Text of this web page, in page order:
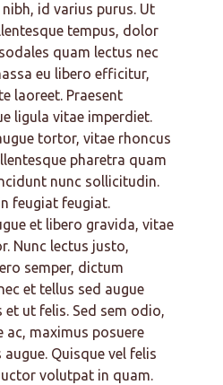
id varius purus. Ut
tempus, dolor
quam lectus nec
eu libero efficitur,
laoreet. Praesent
ligula vitae imperdiet.
tortor, vitae rhoncus
pharetra quam
nunc sollicitudin.
feugiat feugiat.
et libero gravida, vitae
Nunc lectus justo,
semper, dictum
et tellus sed augue
ut felis. Sed sem odio,
maximus posuere
Quisque vel felis
volutpat in quam.